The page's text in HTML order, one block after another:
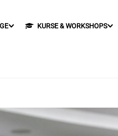
KURSE & WORKSHOPS